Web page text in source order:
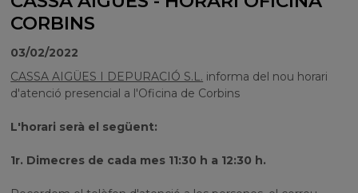
CORBINS
03/02/2022
CASSA AIGÜES I DEPURACIÓ S.L. informa del nou horari
d'atenció presencial a l'Oficina de Corbins
L'horari serà el següent:
1r. Dimecres de cada mes 11:30 h a 12:30 h.